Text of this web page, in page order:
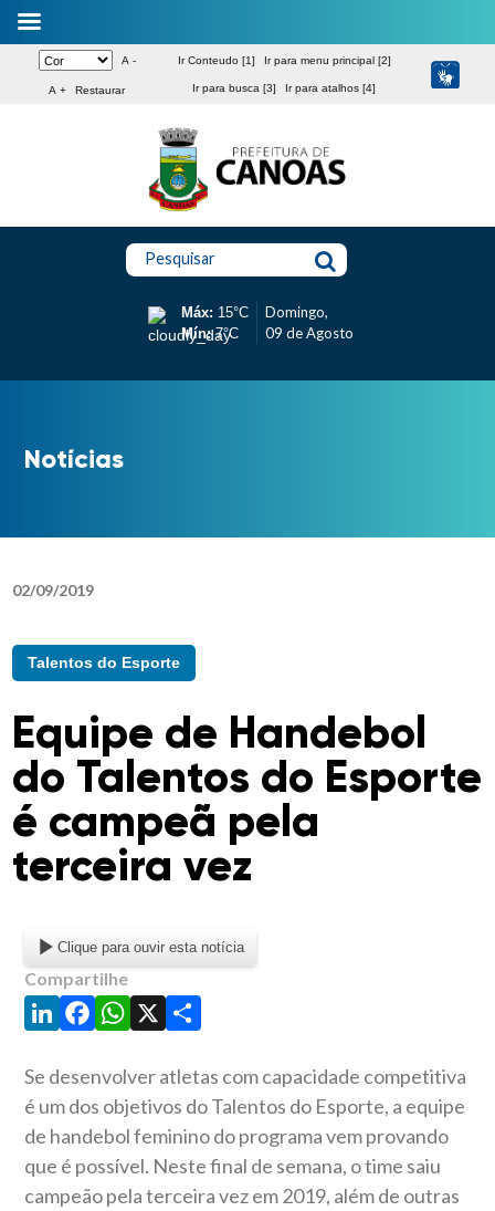
A -
A + Restaurar
Ir Conteudo [1] Ir para menu principal [2]
Ir para busca [3] Ir para atalhos [4]
Pesquisar
Máx: 15°C
Mín:7°C
Domingo,
09 de Agosto
Notícias
02/09/2019
Talentos do Esporte
Equipe de Handebol
do Talentos do Esporte
é campeã pela
terceira vez
Clique para ouvir esta notícia
Compartilhe
LinkedIn
Facebook
WhatsApp
X Share
Se desenvolver atletas com capacidade competitiva
é um dos objetivos do Talentos do Esporte, a equipe
de handebol feminino do programa vem provando
que é possível. Neste final de semana, o time saiu
campeão pela terceira vez em 2019, além de outras